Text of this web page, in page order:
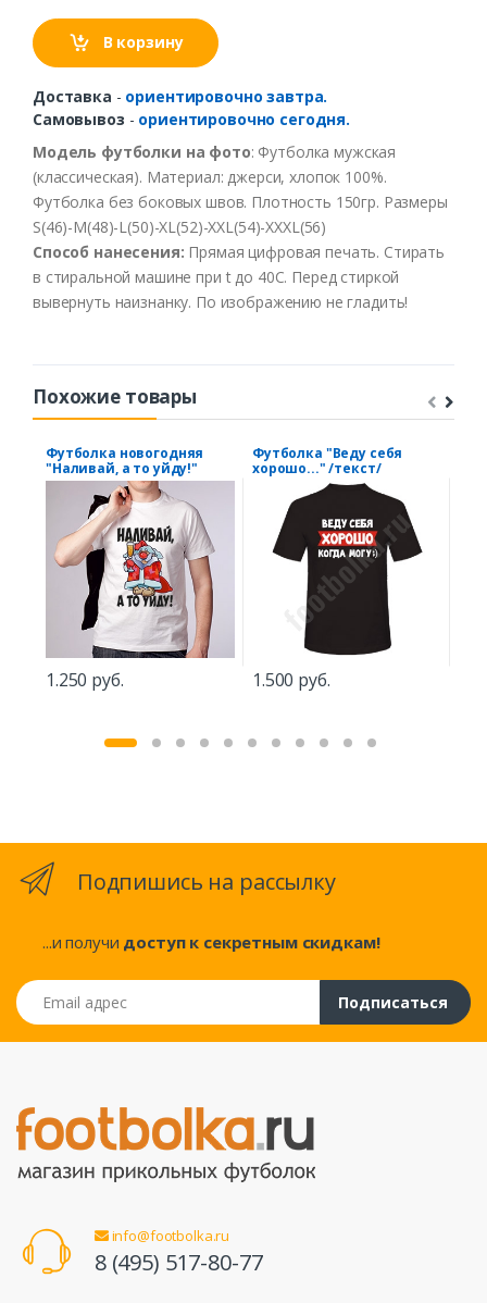
В корзину
Доставка - ориентировочно завтра.
Самовывоз - ориентировочно сегодня.
Модель футболки на фото: Футболка мужская
(классическая). Материал:джерси,хлопок 100%.
Футболка без боковых швов. Плотность 150гр. Размеры
S(46)-M(48)-L(50)-XL(52)-XXL(54)-XXXL(56)
Способ нанесения: Прямая цифровая печать. Стирать
в стиральной машине при tдо 40С. Перед стиркой
вывернуть наизнанку. По изображению не гладить!
Похожие товары
Футболка новогодняя
"Наливай, а то уйду!"
1.250 руб.
Футболка "Веду себя
хорошо..." /текст/
1.500 руб.
Подпишись на рассылку
...и получи доступ к секретным скидкам!
Email адрес
Подписаться
info@footbolka.ru
8 (495) 517-80-77